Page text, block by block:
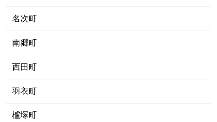
名次町
南郷町
西田町
羽衣町
櫨塚町